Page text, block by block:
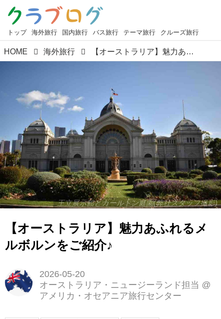
トップ 海外旅行 国内旅行 バス旅行 テーマ旅行 クルーズ旅行
HOME 海外旅行 【オーストラリア】魅力あふれるメルボルンをご紹介♪
王立展示館とカールトン庭園(弊社スタッフ撮影)
【オーストラリア】魅力あふれるメ
ルボルンをご紹介♪
2026-05-20
オーストラリア・ニュージーランド担当 @
アメリカ・オセアニア旅行センター